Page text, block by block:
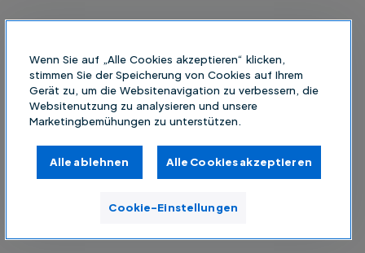
Wenn Sie auf „Alle Cookies akzeptieren“ klicken,
stimmen Sie der Speicherung von Cookies auf Ihrem
Gerät zu, um die Websitenavigation zu verbessern, die
Websitenutzung zu analysieren und unsere
Marketingbemühungen zu unterstützen.
Alle ablehnen Alle Cookies akzeptieren
Cookie-Einstellungen